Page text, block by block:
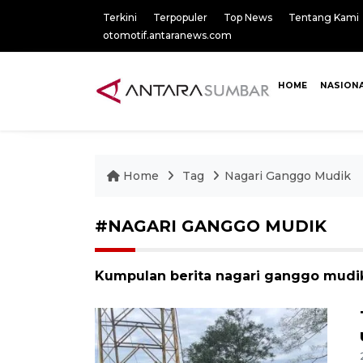
Terkini Terpopuler Top News
Tentang Kami
otomotif.antaranews.com
HOME
Home Tag Nagari Ganggo Mudik
#NAGARI GANGGO MUDIK
Kumpulan berita nagari ganggo